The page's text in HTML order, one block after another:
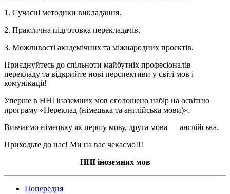
1. Сучасні методики викладання.
2. Практична підготовка перекладачів.
3. Можливості академічних та міжнародних проєктів.
Приєднуйтесь до спільноти майбутніх професіоналів
перекладу та відкрийте нові перспективи у світі мов і
комунікації!
Уперше в ННІ іноземних мов оголошено набір на освітню
програму «Переклад (німецька та англійська мови)».
Вивчаємо німецьку як першу мову, друга мова — англійська.
Приходьте до нас! Ми на вас чекаємо!!!
ННІ іноземних мов
Попередня